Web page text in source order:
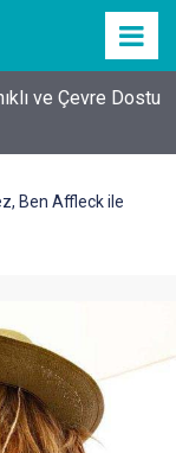
ve Çevre Dostu
Ben Affleck ile